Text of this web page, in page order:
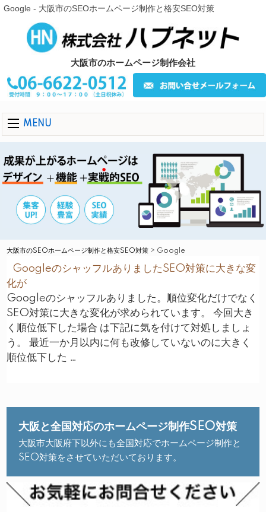
Google - 大阪市のSEOホームページ制作と格安SEO対策
大阪市のホームページ制作会社
MENU
大阪市のSEOホームページ制作と格安SEO対策 > Google
GoogleのシャッフルありましたSEO対策に大きな変
化が
Googleのシャッフルありました。順位変化だけでなく
SEO対策に大きな変化が求められています。 今回大き
く順位低下した場合 は下記に気を付けて対処しましょ
う。 最近一か月以内に何も改修していないのに大きく
順位低下した …
大阪と全国対応のホームページ制作SEO対策
大阪市大阪府下以外にも全国対応でホームページ制作と
SEO対策をさせていただいております。